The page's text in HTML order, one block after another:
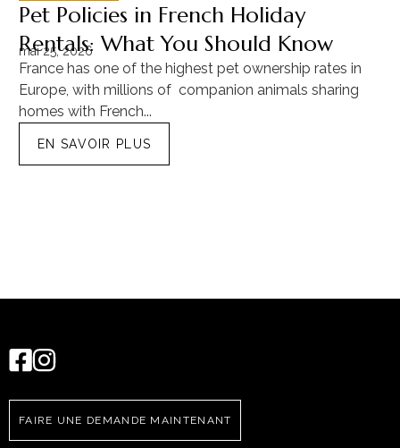
Pet Policies in French Holiday
Rentals: What You Should Know
mai 25, 2026
France has one of the highest pet ownership rates in
Europe, with millions of companion animals sharing
homes with French...
EN SAVOIR PLUS
FAIRE UNE DEMANDE MAINTENANT